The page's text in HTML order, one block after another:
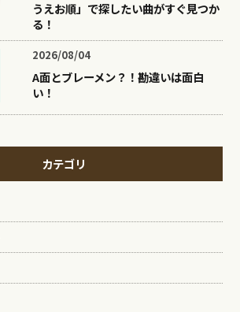
うえお順」で探したい曲がすぐ見つか
る！
2026/08/04
A面とブレーメン？！勘違いは面白
い！
カテゴリ